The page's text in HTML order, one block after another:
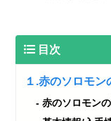
目次
１.赤のソロモ
赤のソロモン